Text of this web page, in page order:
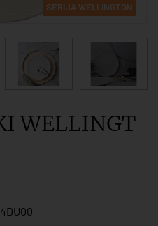
SERIJA WELLINGTON
WELLINGT